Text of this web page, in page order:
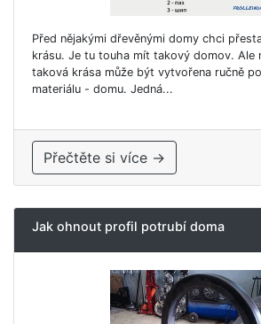
Před nějakými dřevěnými domy chci
krásu. Je tu touha mít takový domov. Ale
taková krása může být vytvořena ručně
materiálu - domu. Jedná...
Přečtěte si více →
Jak ohnout profil potrubí doma